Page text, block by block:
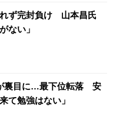
ず完封負け 山本昌氏
ない」
裏目に…最下位転落 安
て勉強はない」